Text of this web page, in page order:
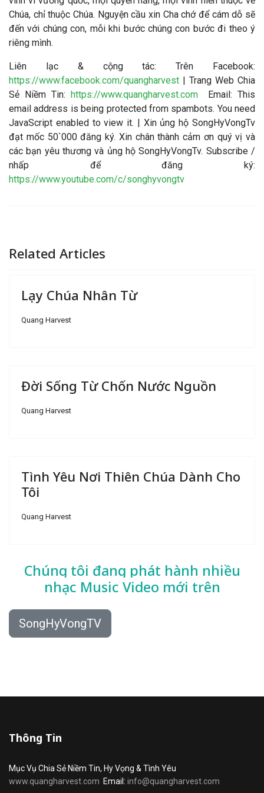
Chúa, chỉ thuộc Chúa. Nguyện cầu xin Cha chớ để cám dỗ sẽ
đến với chúng con, mỗi khi bước chúng con bước đi theo ý
riêng mình.
Liên lạc & cộng tác: Trên Facebook:
https://www.facebook.com/quangharvest | Trang Web Chia
Sẻ Niềm Tin: https://www.quangharvest.comEmail: This
email address is being protected from spambots. You need
JavaScript enabled to view it. | Xin ủng hộ SongHyVongTv
đạt mốc 50`000 đăng ký. Xin chân thành cảm ơn quý vị và
các bạn yêu thương và ủng hộ SongHyVongTv. Subscribe /
nhấp để đăng ký:
https://www.youtube.com/c/songhyvongtv
Related Articles
Lạy Chúa Nhân Từ
Quang Harvest
Đời Sống Từ Chốn Nước Nguồn
Quang Harvest
Tình Yêu Nơi Thiên Chúa Dành Cho
Tôi
Quang Harvest
Chúng tôi đang phát hành nhiều
nhạc Music Video mới trên
SongHyVongTV
Thông Tin
Mục Vụ Chia Sẻ Niềm Tin, Hy Vọng & Tình Yêu
www.quangharvest.com Email: info@quangharvest.com